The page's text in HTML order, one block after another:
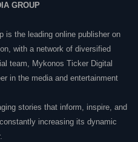
GROUP
is the leading online publisher on
with a network of diversified
team, Mykonos Ticker Digital
in the media and entertainment
stories that inform, inspire, and
increasing its dynamic